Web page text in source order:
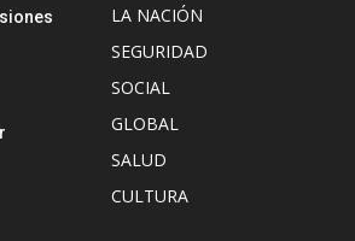
LA NACIÓN
SEGURIDAD
SOCIAL
GLOBAL
SALUD
CULTURA